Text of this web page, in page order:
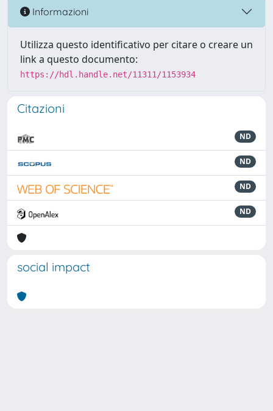
Informazioni
Utilizza questo identificativo per citare o creare un
link a questo documento:
https://hdl.handle.net/11311/1153934
Citazioni
ND
ND
ND
ND
social impact